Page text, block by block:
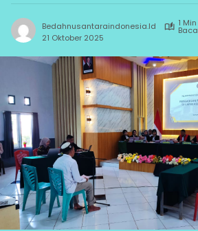
Bedahnusantaraindonesia.id 1 Min
Baca
21 Oktober 2025